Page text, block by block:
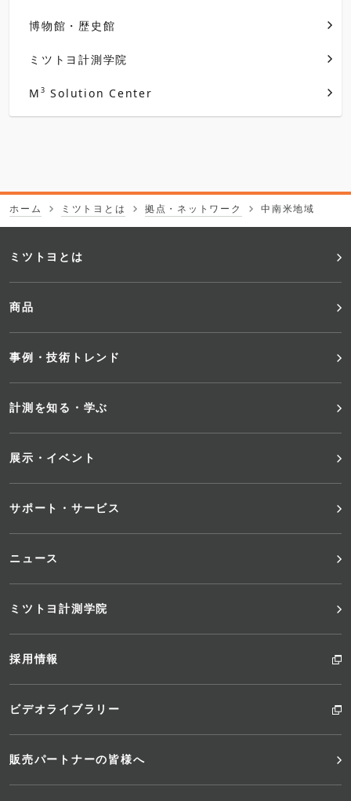
博物館・歴史館
ミツトヨ計測学院
M 3 Solution Center
ホーム ミツトヨとは 拠点・ネットワーク 中南米地域
フ
ッ
タ
ー
メ
ュ
ー
ミツトヨとは
商品
事例・技術トレンド
計測を知る・学ぶ
展示・イベント
サポート・サービス
ニュース
ミツトヨ計測学院
採用情報
ビデオライブラリー
販売パートナーの皆様へ